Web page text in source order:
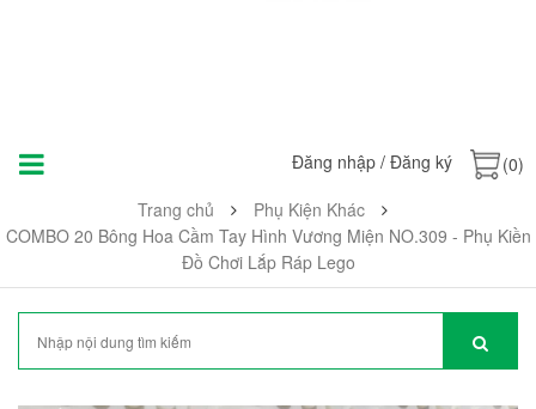
Đăng nhập / Đăng ký
(0)
Trang chủ
Phụ Kiện Khác
COMBO 20 Bông Hoa Cầm Tay Hình Vương Miện NO.309 - Phụ Kiền
Đồ Chơi Lắp Ráp Lego